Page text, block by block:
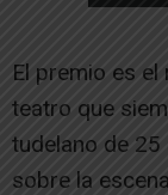
El premio es
teatro que
tudelano de
sobre la